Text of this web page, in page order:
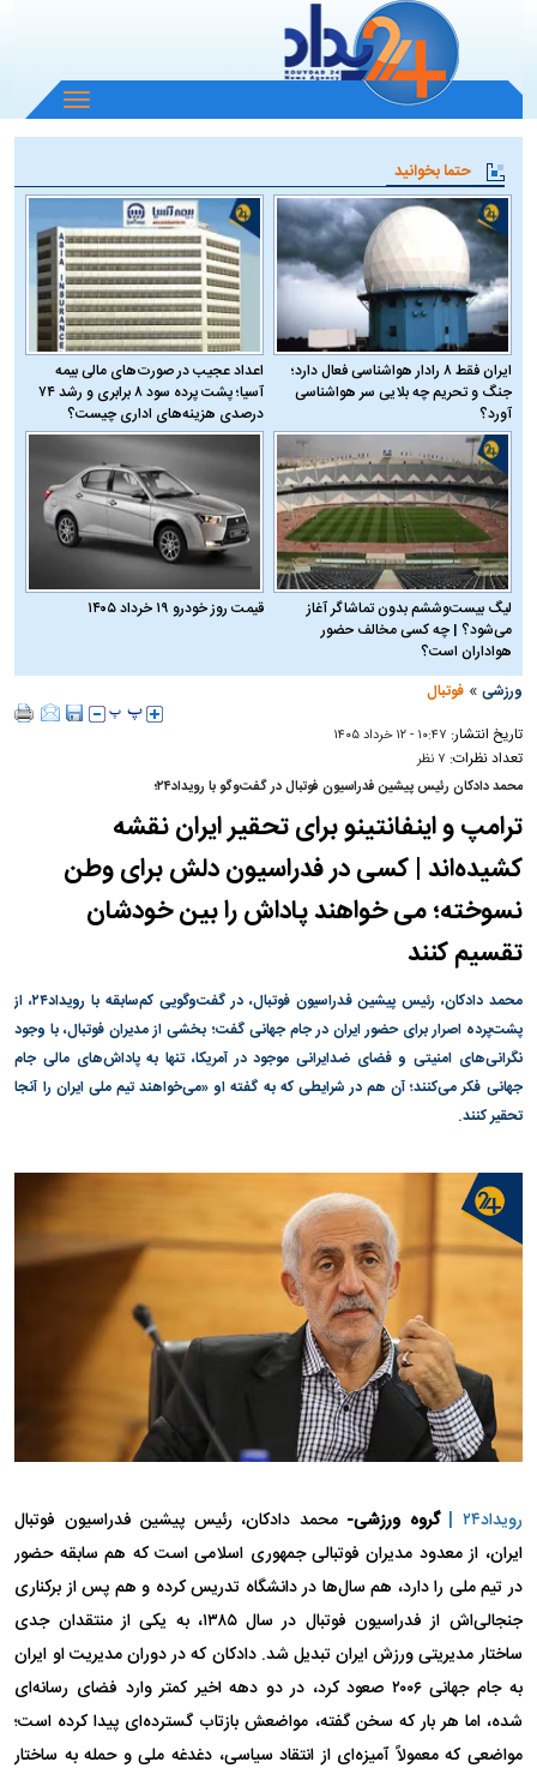
باز
و
منو
حتما بخوانید
ایران فقط ۸ رادار هواشناسی فعال دارد؛
جنگ و تحریم چه بلایی سر هواشناسی
آورد؟
اعداد عجیب در صورت‌های مالی بیمه
آسیا؛ پشت پرده سود ۸ برابری و رشد ۷۴
درصدی هزینه‌های اداری چیست؟
لیگ بیست‌وششم بدون تماشاگر آغاز
می‌شود؟ | چه کسی مخالف حضور
هواداران است؟
قیمت روز خودرو ۱۹ خرداد ۱۴۰۵
ورزشی »فوتبال
تاریخ انتشار: ۱۰:۴۷ - ۱۲ خرداد ۱۴۰۵
تعداد نظرات: ۷ نظر
محمد دادکان رئیس پیشین فدراسیون فوتبال در گفت‌و‌گو با رویداد۲۴؛
ترامپ و اینفانتینو برای تحقیر ایران نقشه
کشیده‌اند | کسی در فدراسیون دلش برای وطن
نسوخته؛ می خواهند پاداش را بین خودشان
تقسیم کنند
محمد دادکان، رئیس پیشین فدراسیون فوتبال، در گفت‌وگویی کم‌سابقه با رویداد۲۴، از
پشت‌پرده اصرار برای حضور ایران در جام جهانی گفت؛ بخشی از مدیران فوتبال، با وجود
نگرانی‌های امنیتی و فضای ضدایرانی موجود در آمریکا، تنها به پاداش‌های مالی جام
جهانی فکر می‌کنند؛ آن هم در شرایطی که به گفته او «می‌خواهند تیم ملی ایران را آنجا
تحقیر کنند.
رویداد۲۴ | گروه ورزشی- محمد دادکان، رئیس پیشین فدراسیون فوتبال
ایران، از معدود مدیران فوتبالی جمهوری اسلامی است که هم سابقه حضور
در تیم ملی را دارد، هم سال‌ها در دانشگاه تدریس کرده و هم پس از برکناری
جنجالی‌اش از فدراسیون فوتبال در سال ۱۳۸۵، به یکی از منتقدان جدی
ساختار مدیریتی ورزش ایران تبدیل شد. دادکان که در دوران مدیریت او ایران
به جام جهانی ۲۰۰۶ صعود کرد، در دو دهه اخیر کمتر وارد فضای رسانه‌ای
شده، اما هر بار که سخن گفته، مواضعش بازتاب گسترده‌ای پیدا کرده است؛
مواضعی که معمولاً آمیزه‌ای از انتقاد سیاسی، دغدغه ملی و حمله به ساختار